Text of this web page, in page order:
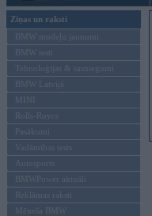
Ziņas un raksti
BMW modeļu jaunumi
BMW testi
Tehnoloģijas & sasniegumi
BMW Latvijā
MINI
Rolls-Royce
Pasākumi
Vadāmības tests
Autosports
BMWPower aktuāli
Reklāmas raksti
Mēneša BMW